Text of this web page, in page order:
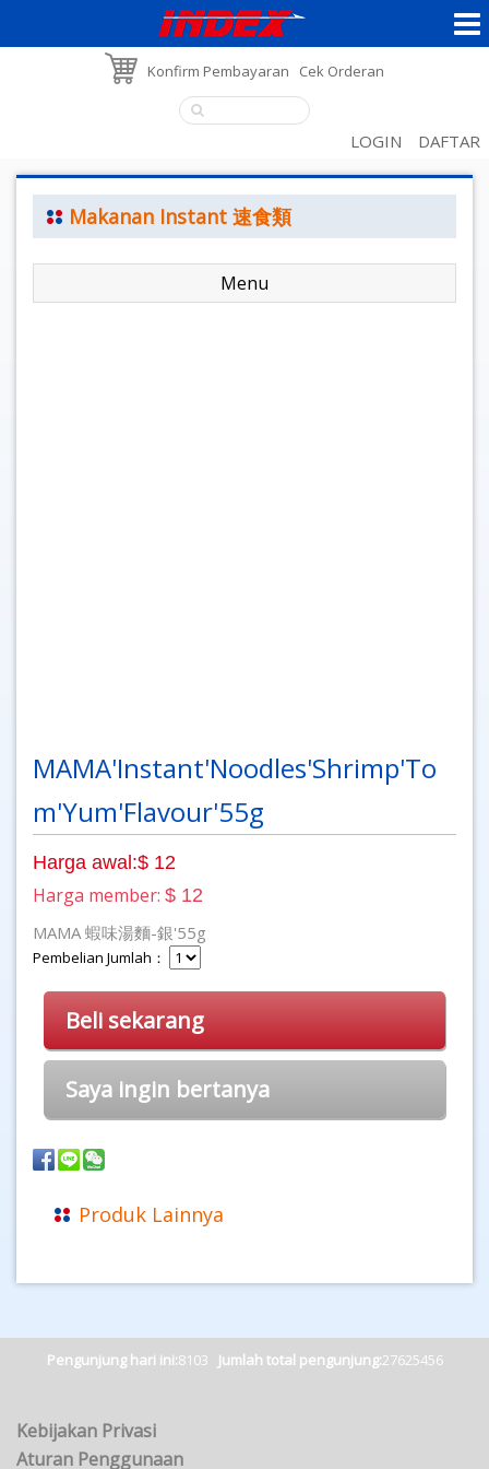
Konfirm Pembayaran Cek Orderan
LOGIN DAFTAR
Makanan Instant 速食類
Menu
MAMA'Instant'Noodles'Shrimp'To
m'Yum'Flavour'55g
Harga awal:$ 12
Harga member: $ 12
MAMA 蝦味湯麵-銀'55g
Pembelian Jumlah：
Beli sekarang
Saya ingin bertanya
Produk Lainnya
Pengunjung hari ini:8103 Jumlah total pengunjung:27625456
Kebijakan Privasi
Aturan Penggunaan